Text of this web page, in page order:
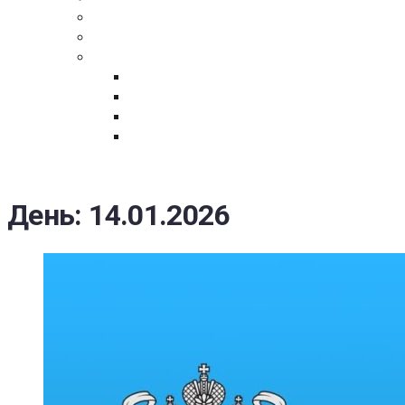
День: 14.01.2026